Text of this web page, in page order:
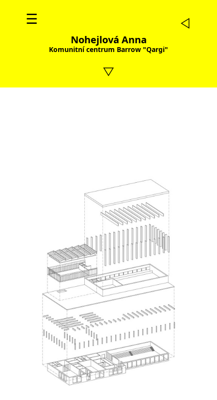
☰
Nohejlová Anna
Komunitní centrum Barrow "Qargi"